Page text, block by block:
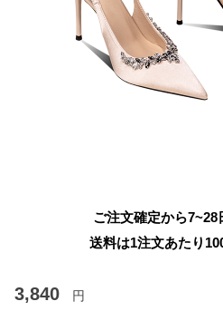
ご注文確定から7~28
送料は1注文あたり
3,840 円